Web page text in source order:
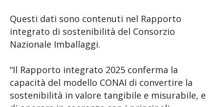
Questi dati sono contenuti nel Rapporto
integrato di sostenibilità del Consorzio
Nazionale Imballaggi.
“Il Rapporto integrato 2025 conferma la
capacità del modello CONAI di convertire la
sostenibilità in valore tangibile e misurabile, e